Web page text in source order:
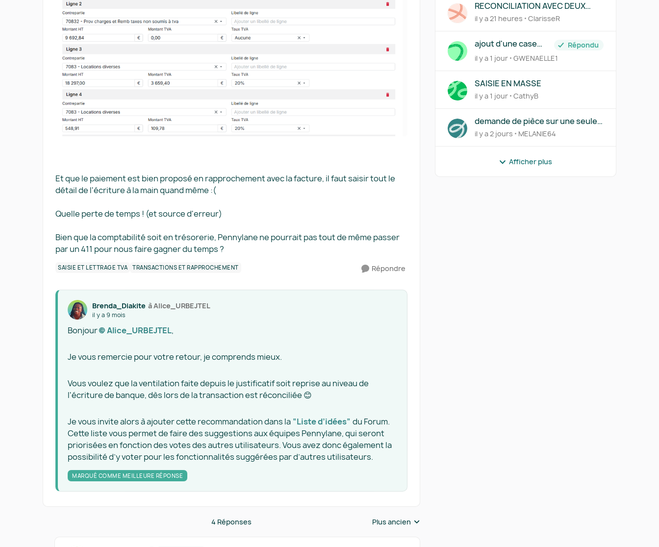
Et que le paiement est bien proposé en rapprochement avec la facture, il faut saisir tout le
détail de l'écriture à la main quand même :(
Quelle perte de temps ! (et source d'erreur)
Bien que la comptabilité soit en trésorerie, Pennylane ne pourrait pas tout de même passer
par un 411 pour nous faire gagner du temps ?
SAISIE ET LETTRAGE TVA TRANSACTIONS ET RAPPROCHEMENT Répondre
Brenda_Diakite à Alice_URBEJTEL
il y a 9 mois
Bonjour Alice_URBEJTEL​,
Je vous remercie pour votre retour, je comprends mieux.
Vous voulez que la ventilation faite depuis le justificatif soit reprise au niveau de
l'écriture de banque, dès lors de la transaction est réconciliée 😊
Je vous invite alors à ajouter cette recommandation dans la “Liste d’idées” du Forum.
Cette liste vous permet de faire des suggestions aux équipes Pennylane, qui seront
priorisées en fonction des votes des autres utilisateurs. Vous avez donc également la
possibilité d’y voter pour les fonctionnalités suggérées par d’autres utilisateurs.
MARQUÉ COMME MEILLEURE RÉPONSE
4 Réponses Réponses triées par
Plus ancien
RECONCILIATION AVEC DEUX
REGLEMENTS
il y a 21 heures ClarisseR
ajout d'une case
siren+suffixe
Répondu
il y a 1 jour GWENAELLE1
SAISIE EN MASSE
il y a 1 jour CathyB
demande de pièce sur une seule
ligne d'une transaction
il y a 2 jours MELANIE64
Afficher plus